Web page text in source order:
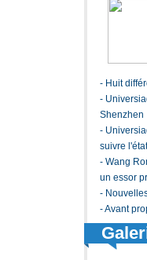
- Huit
-
Shenzhen
-
suivre
- Wang
un essor
-
-Avant